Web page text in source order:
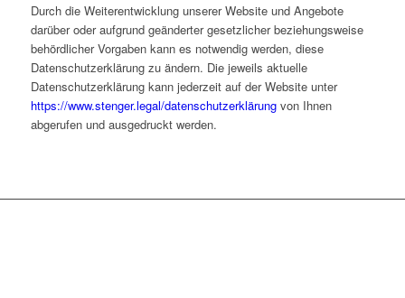
Durch die Weiterentwicklung unserer Website und Angebote
darüber oder aufgrund geänderter gesetzlicher beziehungsweise
behördlicher Vorgaben kann es notwendig werden, diese
Datenschutzerklärung zu ändern. Die jeweils aktuelle
Datenschutzerklärung kann jederzeit auf der Website unter
https://www.stenger.legal/datenschutzerklärungvon Ihnen
abgerufen und ausgedruckt werden.